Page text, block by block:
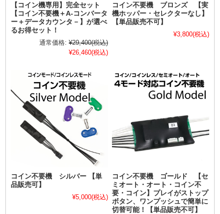
【コイン機専用】完全セット
【コイン不要機＋A-コンバータ
ー＋データカウンタ－】が選べ
るお得セット！
通常価格: ¥29,400(税込)
¥26,460(税込)
コイン不要機 ブロンズ 【実
機ホッパー・セレクターなし】
【単品販売不可】
¥3,800(税込)
コイン不要機 シルバー 【単
品販売可】
¥5,000(税込)
コイン不要機 ゴールド 【セ
ミオート・オート・コイン不
要・コイン】プレイがストップ
ボタン、ワンプッシュで簡単に
切替可能！【単品販売不可】